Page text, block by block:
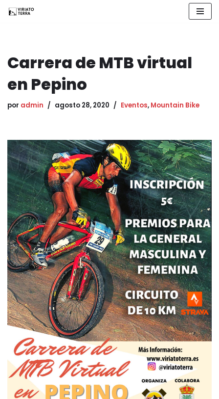
Carrera de MTB virtual
en Pepino
por admin agosto 28, 2020 Eventos, Mountain Bike